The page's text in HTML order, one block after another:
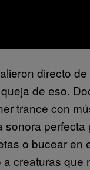
directo
de eso.
trance con
sonora perfecta
o bucear en
creaturas que